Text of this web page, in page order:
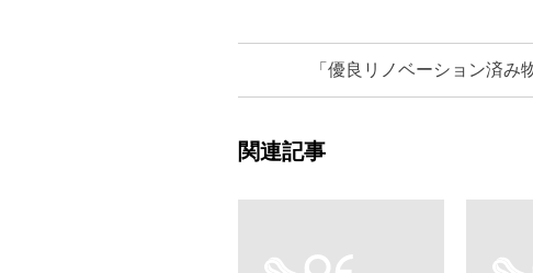
「優良リノベーション済
関連記事